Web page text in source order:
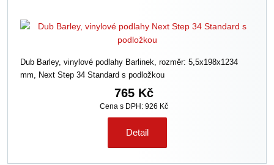
Dub Barley, vinylové podlahy Barlinek, rozměr: 5,5x198x1234
mm, Next Step 34 Standard s podložkou
765 Kč
Cena s DPH: 926 Kč
Detail